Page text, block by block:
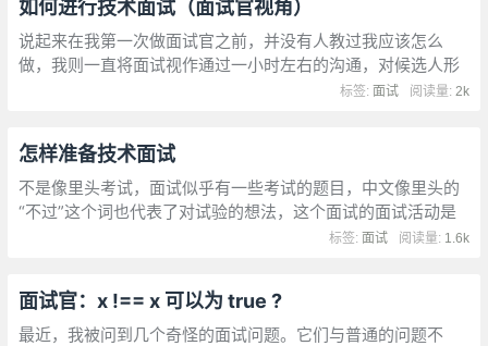
如何进行技术面试（面试官视角）
说起来在我第一次做面试官之前，并没有人教过我应该怎么
做，我则一直将面试视作通过一小时左右的沟通，对候选人形
成一个整体的印象，最后给出一个主观的评价的过程。在这么
阅读量: 2k
标签:面试
怎样准备技术面试
不是像里头考试，面试似乎有一些考试的题目，中文像里头的
“不过”这个词也代表了对试验的想法，这个面试的面试活动是
在推销劳动的举措，是市场上想推销自己的试验者。比较起
阅读量: 1.6k
标签:面试
面试官：x !== x 可以为 true ?
最近，我被问到几个奇怪的面试问题。它们与普通的问题不